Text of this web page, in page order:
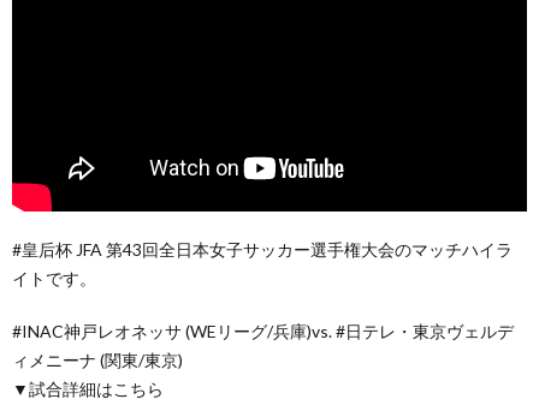
#皇后杯 JFA 第43回全日本女子サッカー選手権大会のマッチハイラ
イトです。
#INAC神戸レオネッサ (WEリーグ/兵庫)vs. #日テレ・東京ヴェルデ
ィメニーナ (関東/東京)
▼試合詳細はこちら